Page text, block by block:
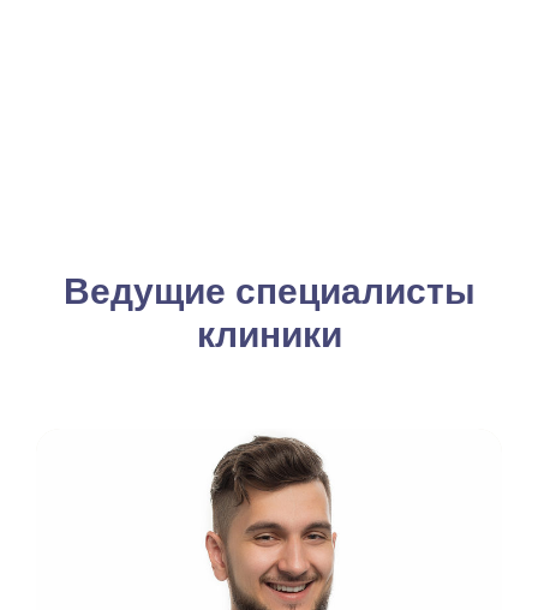
Ведущие специалисты
клиники